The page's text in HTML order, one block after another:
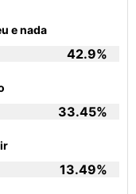
e nada
42.9%
33.45%
13.49%